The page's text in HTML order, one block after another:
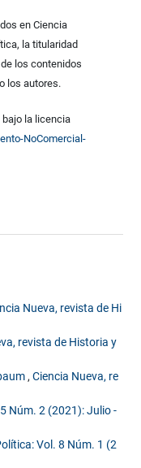
en Ciencia
la titularidad
los contenidos
los autores.
la licencia
NoComercial-
Nueva, revista de Hi
revista de Historia y
,Ciencia Nueva, re
Núm. 2 (2021): Julio -
Vol. 8 Núm. 1 (2